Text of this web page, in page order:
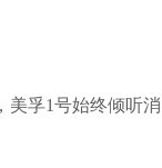
美孚1号始终倾听消